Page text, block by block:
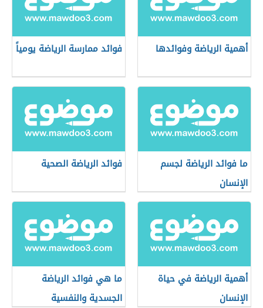
أهمية الرياضة وفوائدها فوائد ممارسة الرياضة يومياً
ما فوائد الرياضة لجسم
الإنسان
فوائد الرياضة الصحية
أهمية الرياضة في حياة
الإنسان
ما هي فوائد الرياضة
الجسدية والنفسية